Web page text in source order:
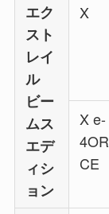
エク
スト
レイ
ル
ビー
ムス
エデ
ィシ
ョン​​
X
X e-
4OR
CE